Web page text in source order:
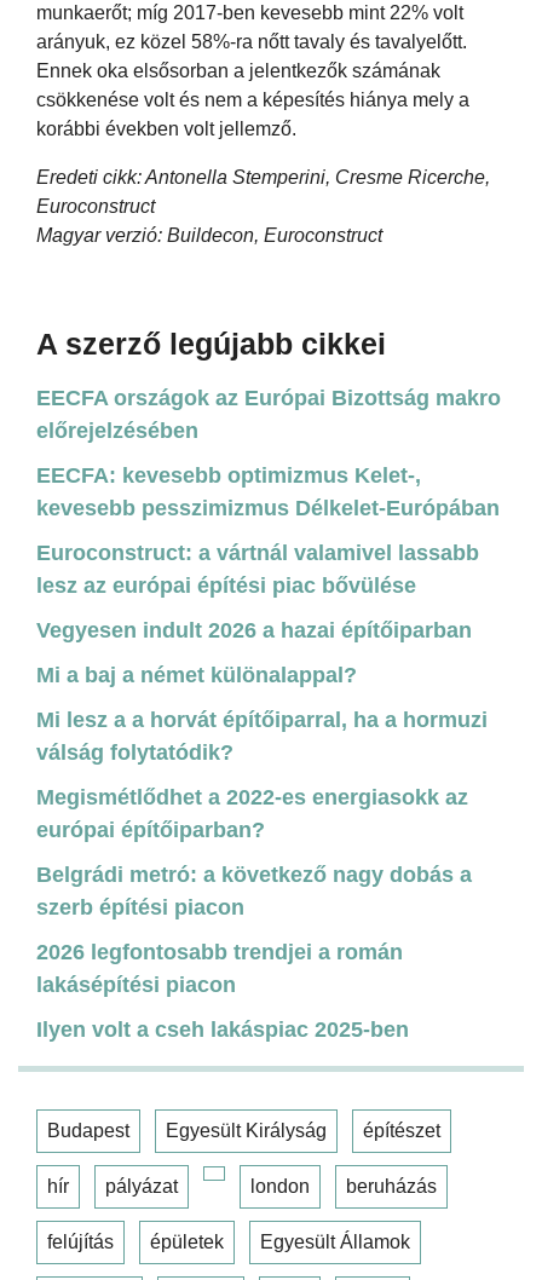
munkaerőt; míg 2017-ben kevesebb mint 22% volt
arányuk, ez közel 58%-ra nőtt tavaly és tavalyelőtt.
Ennek oka elsősorban a jelentkezők számának
csökkenése volt és nem a képesítés hiánya mely a
korábbi években volt jellemző.
Eredeti cikk: Antonella Stemperini, Cresme Ricerche,
Euroconstruct
Magyar verzió: Buildecon, Euroconstruct
A szerző legújabb cikkei
EECFA országok az Európai Bizottság makro
előrejelzésében
EECFA: kevesebb optimizmus Kelet-,
kevesebb pesszimizmus Délkelet-Európában
Euroconstruct: a vártnál valamivel lassabb
lesz az európai építési piac bővülése
Vegyesen indult 2026 a hazai építőiparban
Mi a baj a német különalappal?
Mi lesz a a horvát építőiparral, ha a hormuzi
válság folytatódik?
Megismétlődhet a 2022-es energiasokk az
európai építőiparban?
Belgrádi metró: a következő nagy dobás a
szerb építési piacon
2026 legfontosabb trendjei a román
lakásépítési piacon
Ilyen volt a cseh lakáspiac 2025-ben
Budapest Egyesült Királyság építészet
hír pályázat london beruházás
felújítás épületek Egyesült Államok